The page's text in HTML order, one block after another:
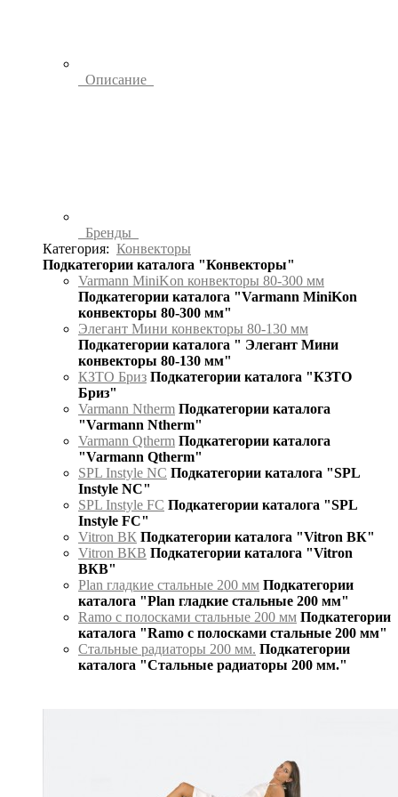
Описание
Бренды
Категория: Конвекторы
Подкатегории каталога "Конвекторы"
Varmann MiniKon конвекторы 80-300 мм
Подкатегории каталога "Varmann MiniKon
конвекторы 80-300 мм"
Элегант Мини конвекторы 80-130 мм
Подкатегории каталога " Элегант Мини
конвекторы 80-130 мм"
КЗТО Бриз Подкатегории каталога "КЗТО
Бриз"
Varmann Ntherm Подкатегории каталога
"Varmann Ntherm"
Varmann Qtherm Подкатегории каталога
"Varmann Qtherm"
SPL Instyle NC Подкатегории каталога "SPL
Instyle NC"
SPL Instyle FC Подкатегории каталога "SPL
Instyle FC"
Vitron ВК Подкатегории каталога "Vitron ВК"
Vitron ВКВ Подкатегории каталога "Vitron
ВКВ"
Plan гладкие стальные 200 мм Подкатегории
каталога "Plan гладкие стальные 200 мм"
Ramo с полосками стальные 200 мм Подкатегории
каталога "Ramo с полосками стальные 200 мм"
Стальные радиаторы 200 мм. Подкатегории
каталога "Стальные радиаторы 200 мм."